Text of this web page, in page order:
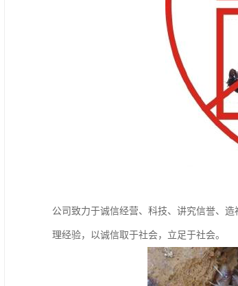
公司致力于诚信经营、科技、讲究信誉、
理经验，以诚信取于社会，立足于社会。